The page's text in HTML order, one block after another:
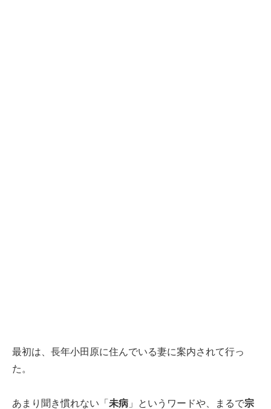
最初は、長年小田原に住んでいる妻に案内されて行っ
た。
あまり聞き慣れない「 未病 」というワードや、まるで宗